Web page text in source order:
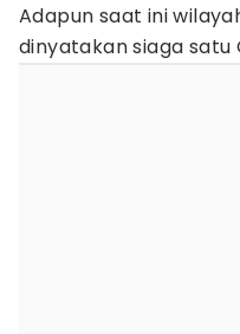
Adapun saat ini
dinyatakan siaga satu